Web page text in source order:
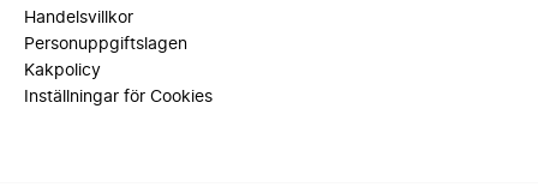
Handelsvillkor
Personuppgiftslagen
Kakpolicy
Inställningar för Cookies